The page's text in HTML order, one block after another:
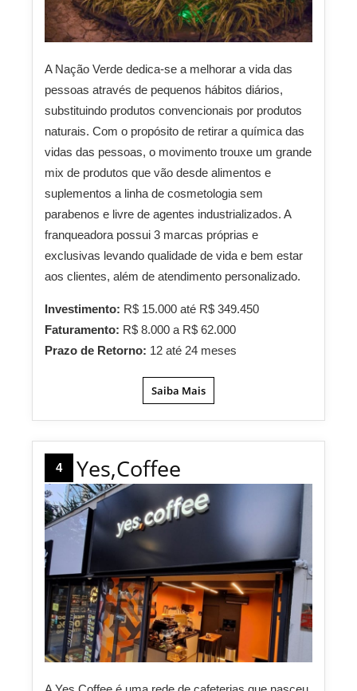
A Nação Verde dedica-se a melhorar a vida das
pessoas através de pequenos hábitos diários,
substituindo produtos convencionais por produtos
naturais. Com o propósito de retirar a química das
vidas das pessoas, o movimento trouxe um grande
mix de produtos que vão desde alimentos e
suplementos a linha de cosmetologia sem
parabenos e livre de agentes industrializados. A
franqueadora possui 3 marcas próprias e
exclusivas levando qualidade de vida e bem estar
aos clientes, além de atendimento personalizado.
Investimento: R$ 15.000 até R$ 349.450
Faturamento: R$ 8.000 a R$ 62.000
Prazo de Retorno: 12 até 24 meses
Saiba Mais
4 Yes,Coffee